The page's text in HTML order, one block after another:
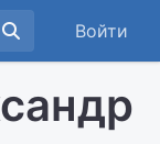
Войти